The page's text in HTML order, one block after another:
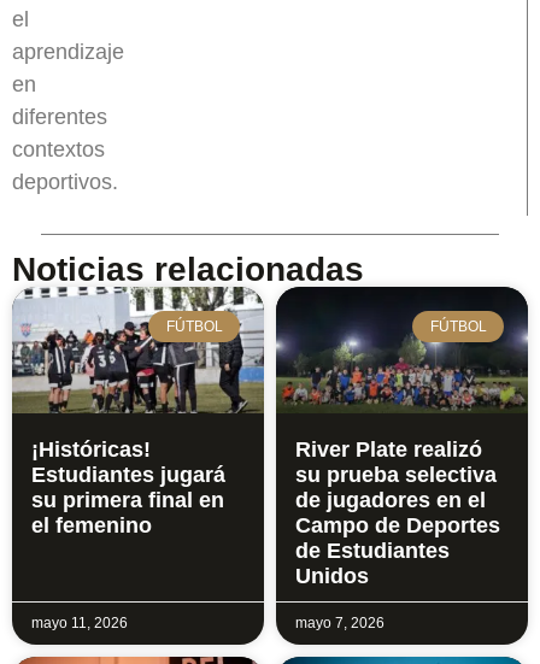
el
aprendizaje
en
diferentes
contextos
deportivos.
Noticias relacionadas
FÚTBOL
¡Históricas!
Estudiantes jugará
su primera final en
el femenino
mayo 11, 2026
FÚTBOL
River Plate realizó
su prueba selectiva
de jugadores en el
Campo de Deportes
de Estudiantes
Unidos
mayo 7, 2026